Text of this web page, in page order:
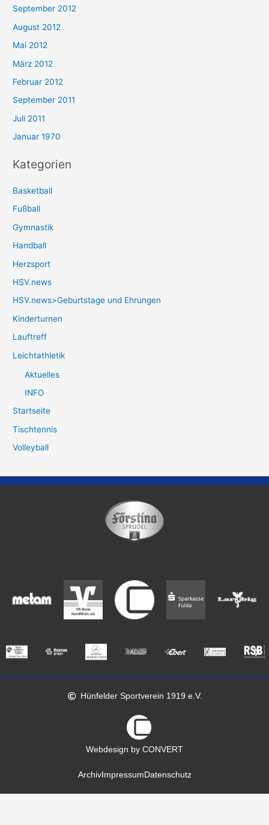
September 2012
August 2012
Mai 2012
März 2012
Februar 2012
September 2011
Juli 2011
Januar 1970
Kategorien
Basketball
Fußball
Gymnastik
Handball
Herzsport
HSV.news
HSV.news>Geburtstage und Ehrungen
Kinderturnen
Lauftreff
Leichtathletik
Aktuelles
INFO
Startseite
Tischtennis
Volleyball
Hünfelder Sportverein 1919 e.V.
Webdesign by CONVERT
ArchivImpressumDatenschutz